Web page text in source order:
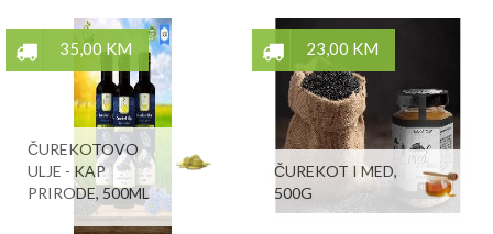
35,00 KM
ČUREKOTOVO
ULJE - KAP
PRIRODE, 500ML
23,00 KM
ČUREKOT I MED,
500G